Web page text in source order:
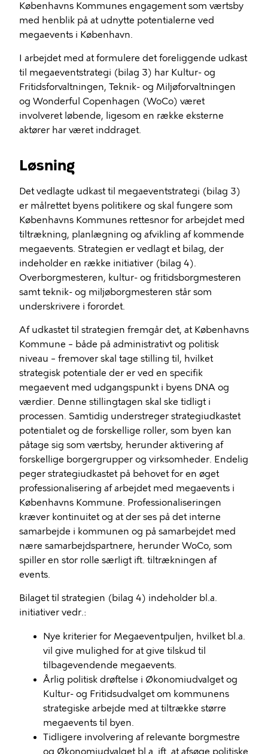
Københavns Kommunes engagement som værtsby
med henblik på at udnytte potentialerne ved
megaevents i København.
I arbejdet med at formulere det foreliggende udkast
til megaeventstrategi (bilag 3) har Kultur- og
Fritidsforvaltningen, Teknik- og Miljøforvaltningen
og Wonderful Copenhagen (WoCo) været
involveret løbende, ligesom en række eksterne
aktører har været inddraget.
Løsning
Det vedlagte udkast til megaeventstrategi (bilag 3)
er målrettet byens politikere og skal fungere som
Københavns Kommunes rettesnor for arbejdet med
tiltrækning, planlægning og afvikling af kommende
megaevents. Strategien er vedlagt et bilag, der
indeholder en række initiativer (bilag 4).
Overborgmesteren, kultur- og fritidsborgmesteren
samt teknik- og miljøborgmesteren står som
underskrivere i forordet.
Af udkastet til strategien fremgår det, at Københavns
Kommune – både på administrativt og politisk
niveau – fremover skal tage stilling til, hvilket
strategisk potentiale der er ved en specifik
megaevent med udgangspunkt i byens DNA og
værdier. Denne stillingtagen skal ske tidligt i
processen. Samtidig understreger strategiudkastet
potentialet og de forskellige roller, som byen kan
påtage sig som værtsby, herunder aktivering af
forskellige borgergrupper og virksomheder. Endelig
peger strategiudkastet på behovet for en øget
professionalisering af arbejdet med megaevents i
Københavns Kommune. Professionaliseringen
kræver kontinuitet og at der ses på det interne
samarbejde i kommunen og på samarbejdet med
nære samarbejdspartnere, herunder WoCo, som
spiller en stor rolle særligt ift. tiltrækningen af
events.
Bilaget til strategien (bilag 4) indeholder bl.a.
initiativer vedr.:
Nye kriterier for Megaeventpuljen, hvilket bl.a.
vil give mulighed for at give tilskud til
tilbagevendende megaevents.
Årlig politisk drøftelse i Økonomiudvalget og
Kultur- og Fritidsudvalget om kommunens
strategiske arbejde med at tiltrække større
megaevents til byen.
Tidligere involvering af relevante borgmestre
og Økonomiudvalget bl.a. ift. at afsøge politiske